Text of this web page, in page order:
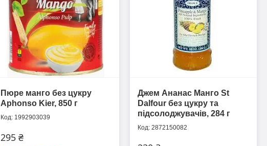
Пюре манго без цукру
Aphonso Kier, 850 г
1992903039
295 ₴
Джем Ананас Манго St
Dalfour без цукру та
підсолоджувачів, 284 г
2872150082